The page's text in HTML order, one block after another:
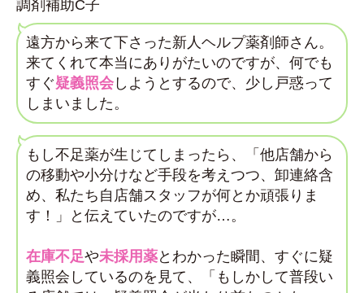
調剤補助C子
遠方から来て下さった新人ヘルプ薬剤師さん。
来てくれて本当にありがたいのですが、何でも
すぐ疑義照会 しようとするので、少し戸惑って
しまいました。
もし不足薬が生じてしまったら、「他店舗から
の移動や小分けなど手段を考えつつ、卸連絡含
め、私たち自店舗スタッフが何とか頑張りま
す！」と伝えていたのですが…。
在庫不足や未採用薬とわかった瞬間、すぐに疑
義照会しているのを見て、「もしかして普段い